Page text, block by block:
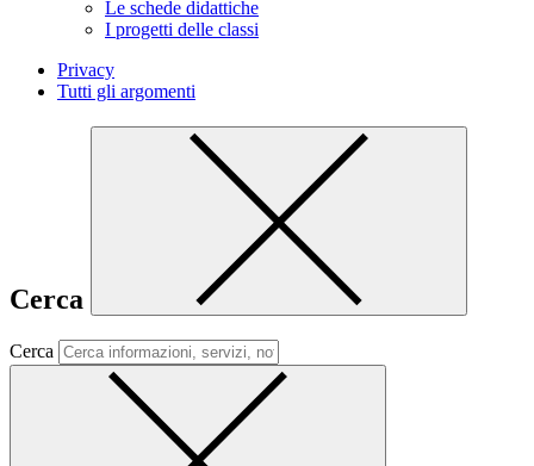
Le schede didattiche
I progetti delle classi
Privacy
Tutti gli argomenti
Cerca
Cerca